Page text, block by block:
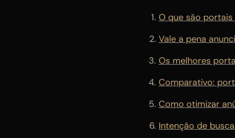
O que são
Vale a pena
Os melhores
Comparativo:
Como otimizar
Intenção de